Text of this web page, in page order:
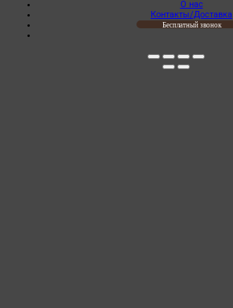
О нас
Контакты/Доставка
Бесплатный звонок